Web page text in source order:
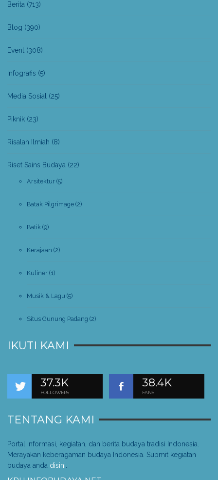
Berita (713)
Blog (390)
Event (308)
Infografis (5)
Media Sosial (25)
Piknik (23)
Risalah Ilmiah (8)
Riset Sains Budaya (22)
Arsitektur (5)
Batak Pilgrimage (2)
Batik (9)
Kerajaan (2)
Kuliner (1)
Musik & Lagu (5)
Situs Gunung Padang (2)
IKUTI KAMI
37.3K
FOLLOWERS
38.4K
FANS
TENTANG KAMI
Portal informasi, kegiatan, dan berita budaya tradisi Indonesia.
Merayakan keberagaman budaya Indonesia. Submit kegiatan
budaya anda disini